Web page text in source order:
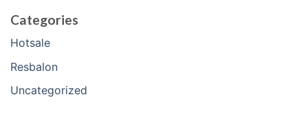
Categories
Hotsale
Resbalon
Uncategorized